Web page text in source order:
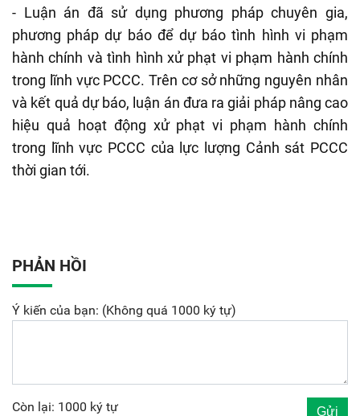
- Luận án đã sử dụng phương pháp chuyên gia,
phương pháp dự báo để dự báo tình hình vi phạm
hành chính và tình hình xử phạt vi phạm hành chính
trong lĩnh vực PCCC. Trên cơ sở những nguyên nhân
và kết quả dự báo, luận án đưa ra giải pháp nâng cao
hiệu quả hoạt động xử phạt vi phạm hành chính
trong lĩnh vực PCCC của lực lượng Cảnh sát PCCC
thời gian tới.
PHẢN HỒI
Ý kiến của bạn: (Không quá 1000 ký tự)
Còn lại: 1000 ký tự